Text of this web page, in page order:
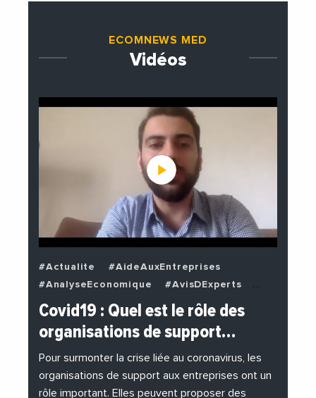
ECOMNEWS MED
Vidéos
#Actualite
#AideAuxEntreprises
#AnalyseEconomique
#AvisDExperts
#BuzzNews
#Decideurs
#EchangesMediterraneens
#EnDirectDe
#Entreprises
#Institutions
#PhotosEtVideos
Covid19 : Quel est le rôle des
organisations de support…
Pour surmonter la crise liée au coronavirus, les
organisations de support aux entreprises ont un
rôle important. Elles peuvent proposer des